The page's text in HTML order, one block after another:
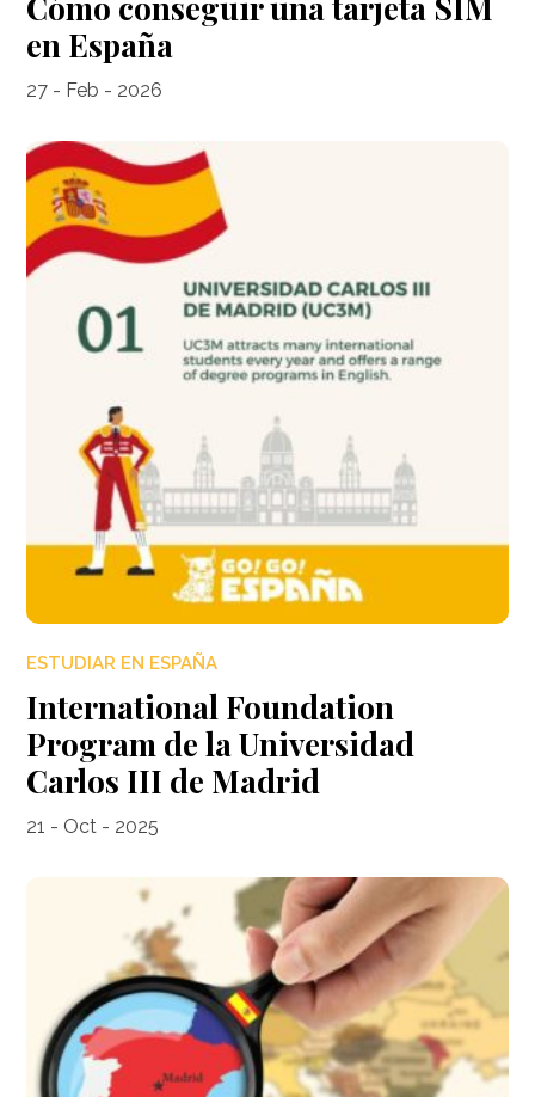
en España
27 - Feb - 2026
ESTUDIAR EN ESPAÑA
International Foundation
Program de la Universidad
Carlos III de Madrid
21 - Oct - 2025